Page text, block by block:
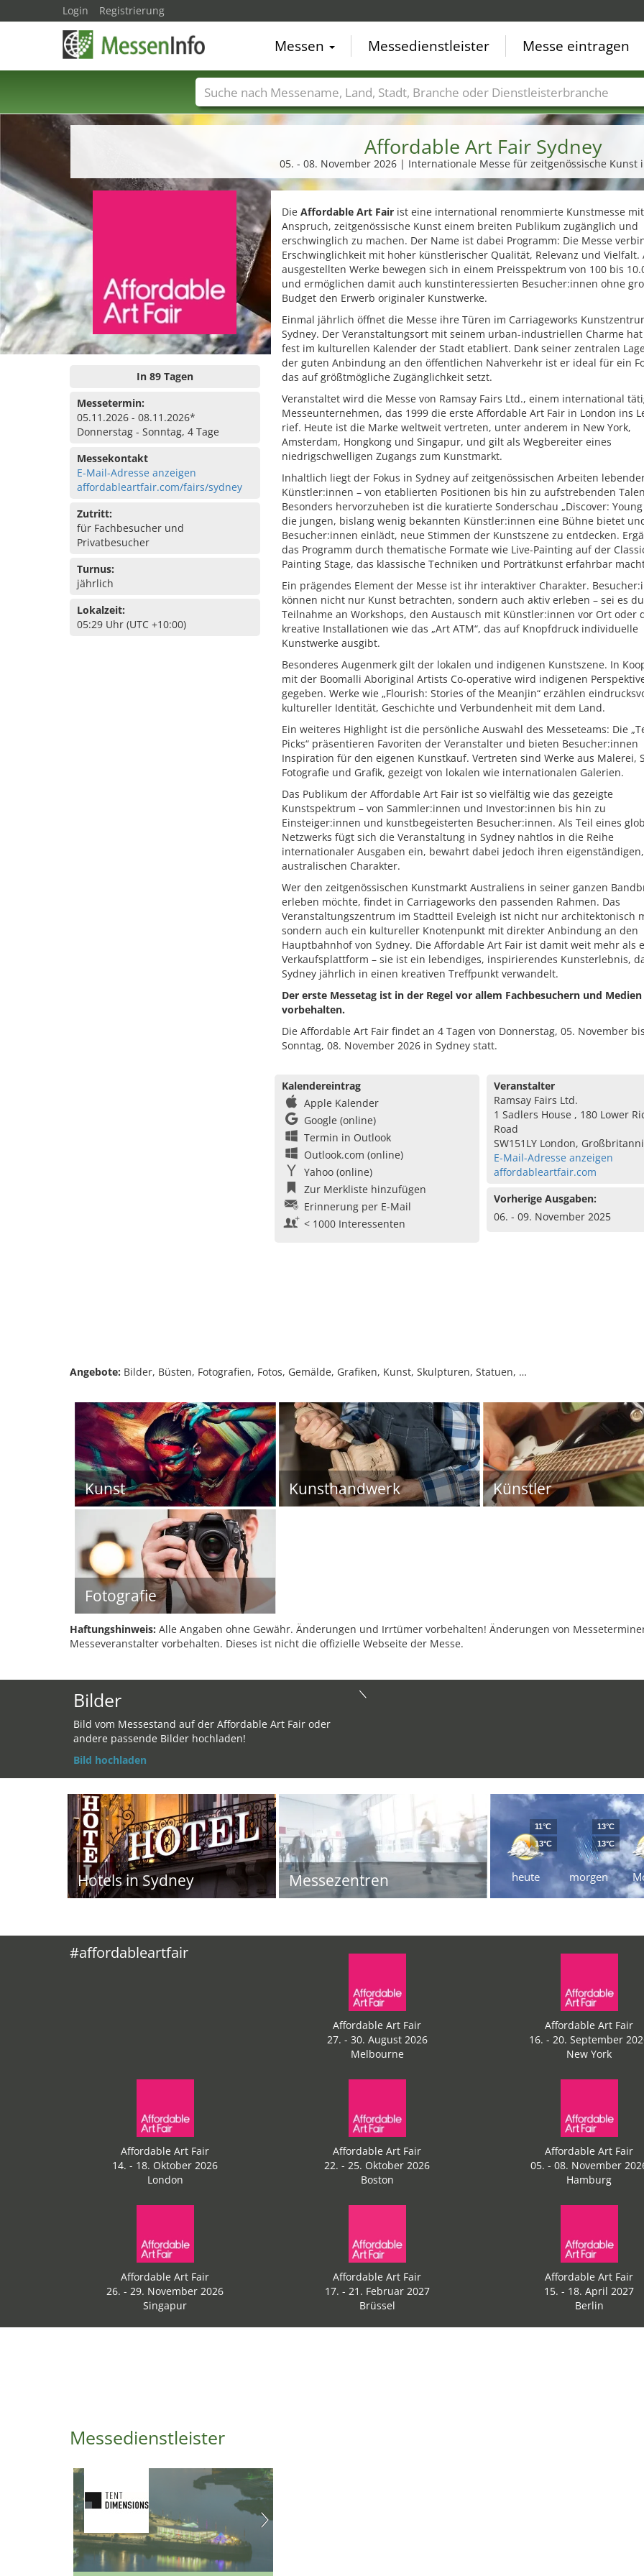
Affordable Art Fair Sydney
05. - 08. November 2026 | Internationale Messe für zeitgenössische Kunst
In 89 Tagen
Messetermin:
05.11.2026 - 08.11.2026*
Donnerstag - Sonntag, 4 Tage
Messekontakt
E-Mail-Adresse anzeigen
affordableartfair.com/fairs/sydney
Zutritt:
für Fachbesucher und
Privatbesucher
Turnus:
jährlich
Lokalzeit:
05:29 Uhr (UTC +10:00)
Die Affordable Art Fairist eine international renommierte Kunstmesse
Anspruch, zeitgenössische Kunst einem breiten Publikum zugänglich und
erschwinglich zu machen. Der Name ist dabei Programm: Die Messe
Erschwinglichkeit mit hoher künstlerischer Qualität, Relevanz und Vielfalt.
ausgestellten Werke bewegen sich in einem Preisspektrum von 100 bis
und ermöglichen damit auch kunstinteressierten Besucher:innen ohne
Budget den Erwerb originaler Kunstwerke.
Einmal jährlich öffnet die Messe ihre Türen im Carriageworks
Sydney. Der Veranstaltungsort mit seinem urban-industriellen Charme
fest im kulturellen Kalender der Stadt etabliert. Dank seiner zentralen
der guten Anbindung an den öffentlichen Nahverkehr ist er ideal für ein
das auf größtmögliche Zugänglichkeit setzt.
Veranstaltet wird die Messe von Ramsay Fairs Ltd., einem international
Messeunternehmen, das 1999 die erste Affordable Art Fair in London ins
rief. Heute ist die Marke weltweit vertreten, unter anderem in New York,
Amsterdam, Hongkong und Singapur, und gilt als Wegbereiter eines
niedrigschwelligen Zugangs zum Kunstmarkt.
Inhaltlich liegt der Fokus in Sydney auf zeitgenössischen Arbeiten
Künstler:innen – von etablierten Positionen bis hin zu aufstrebenden
Besonders hervorzuheben ist die kuratierte Sonderschau „Discover: Young
die jungen, bislang wenig bekannten Künstler:innen eine Bühne bietet
Besucher:innen einlädt, neue Stimmen der Kunstszene zu entdecken.
das Programm durch thematische Formate wie Live-Painting auf der
Painting Stage, das klassische Techniken und Porträtkunst erfahrbar
Ein prägendes Element der Messe ist ihr interaktiver Charakter.
können nicht nur Kunst betrachten, sondern auch aktiv erleben – sei es
Teilnahme an Workshops, den Austausch mit Künstler:innen vor Ort oder
kreative Installationen wie das „Art ATM“, das auf Knopfdruck individuelle
Kunstwerke ausgibt.
Besonderes Augenmerk gilt der lokalen und indigenen Kunstszene. In
mit der Boomalli Aboriginal Artists Co-operative wird indigenen
gegeben. Werke wie „Flourish: Stories of the Meanjin“ erzählen
kultureller Identität, Geschichte und Verbundenheit mit dem Land.
Ein weiteres Highlight ist die persönliche Auswahl des Messeteams: Die
Picks“ präsentieren Favoriten der Veranstalter und bieten Besucher:innen
Inspiration für den eigenen Kunstkauf. Vertreten sind Werke aus Malerei,
Fotografie und Grafik, gezeigt von lokalen wie internationalen Galerien.
Das Publikum der Affordable Art Fair ist so vielfältig wie das gezeigte
Kunstspektrum – von Sammler:innen und Investor:innen bis hin zu
Einsteiger:innen und kunstbegeisterten Besucher:innen. Als Teil eines
Netzwerks fügt sich die Veranstaltung in Sydney nahtlos in die Reihe
internationaler Ausgaben ein, bewahrt dabei jedoch ihren eigenständigen,
australischen Charakter.
Wer den zeitgenössischen Kunstmarkt Australiens in seiner ganzen
erleben möchte, findet in Carriageworks den passenden Rahmen. Das
Veranstaltungszentrum im Stadtteil Eveleigh ist nicht nur architektonisch
sondern auch ein kultureller Knotenpunkt mit direkter Anbindung an den
Hauptbahnhof von Sydney. Die Affordable Art Fair ist damit weit mehr als
Verkaufsplattform – sie ist ein lebendiges, inspirierendes Kunsterlebnis,
Sydney jährlich in einen kreativen Treffpunkt verwandelt.
Der erste Messetag ist in der Regel vor allem Fachbesuchern und Medien
vorbehalten.
Die Affordable Art Fair findet an 4 Tagen von Donnerstag, 05. November bis
Sonntag, 08. November 2026 in Sydney statt.
Kalendereintrag
Apple Kalender
Google (online)
Termin in Outlook
Outlook.com (online)
Yahoo (online)
Zur Merkliste hinzufügen
Erinnerung per E-Mail
< 1000 Interessenten
Veranstalter
Ramsay Fairs Ltd.
1 Sadlers House , 180 Lower
Road
SW151LY London,
E-Mail-Adresse anzeigen
affordableartfair.com
Vorherige Ausgaben:
06. - 09. November 2025
Angebote: Bilder, Büsten, Fotografien, Fotos, Gemälde, Grafiken, Kunst, Skulpturen, Statuen, …
Kunst Kunsthandwerk Künstler
Fotografie
Haftungshinweis: Alle Angaben ohne Gewähr. Änderungen und Irrtümer vorbehalten! Änderungen von
Messeveranstalter vorbehalten. Dieses ist nicht die offizielle Webseite der Messe.
Bilder
Bild vom Messestand auf der Affordable Art Fair oder
andere passende Bilder hochladen!
Bild hochladen
Hotels in Sydney Messezentren heute
11°C
13°C
morgen
13°C
13°C
#affordableartfair
Affordable Art Fair
27. - 30. August 2026
Melbourne
Affordable Art Fair
16. - 20. September
New York
Affordable Art Fair
14. - 18. Oktober 2026
London
Affordable Art Fair
22. - 25. Oktober 2026
Boston
Affordable Art Fair
05. - 08. November
Hamburg
Affordable Art Fair
26. - 29. November 2026
Singapur
Affordable Art Fair
17. - 21. Februar 2027
Brüssel
Affordable Art Fair
15. - 18. April 2027
Berlin
Messedienstleister
Login Registrierung
Messen Messedienstleister Messe eintragen
Messenamen Länder Städte Branchen Dienstleisterbranchen